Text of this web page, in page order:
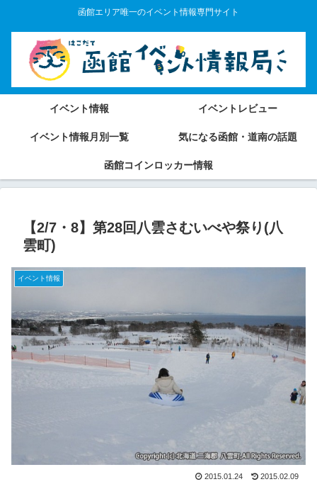
函館エリア唯一のイベント情報専門サイト
イベント情報 イベントレビュー
イベント情報月別一覧 気になる函館・道南の話題
函館コインロッカー情報
【2/7・8】第28回八雲さむいべや祭り(八
雲町)
イベント情報
2015.01.24 2015.02.09